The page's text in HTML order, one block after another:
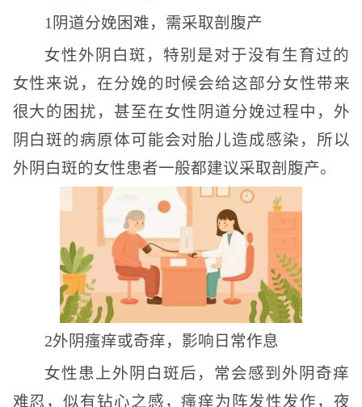
1阴道分娩困难，需采取剖腹产
女性外阴白斑，特别是对于没有生育过的
女性来说，在分娩的时候会给这部分女性带来
很大的困扰，甚至在女性阴道分娩过程中，外
阴白斑的病原体可能会对胎儿造成感染，所以
外阴白斑的女性患者一般都建议采取剖腹产。
2外阴瘙痒或奇痒，影响日常作息
女性患上外阴白斑后，常会感到外阴奇痒
难忍，似有钻心之感，瘙痒为阵发性发作，夜